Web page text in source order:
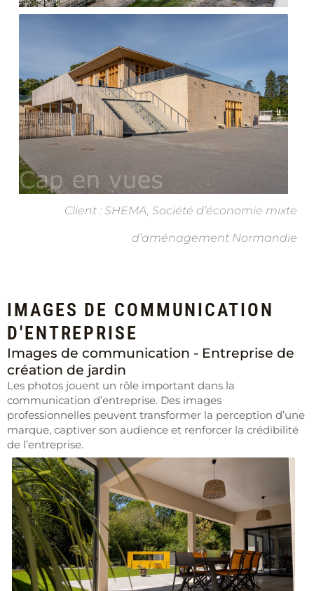
Client : SHEMA, Société d’économie mixte
d’aménagement Normandie
IMAGES DE COMMUNICATION
D'ENTREPRISE
Images de communication - Entreprise de
création de jardin
Les photos jouent un rôle important dans la
communication d’entreprise. Des images
professionnelles peuvent transformer la perception d’une
marque, captiver son audience et renforcer la crédibilité
de l’entreprise.